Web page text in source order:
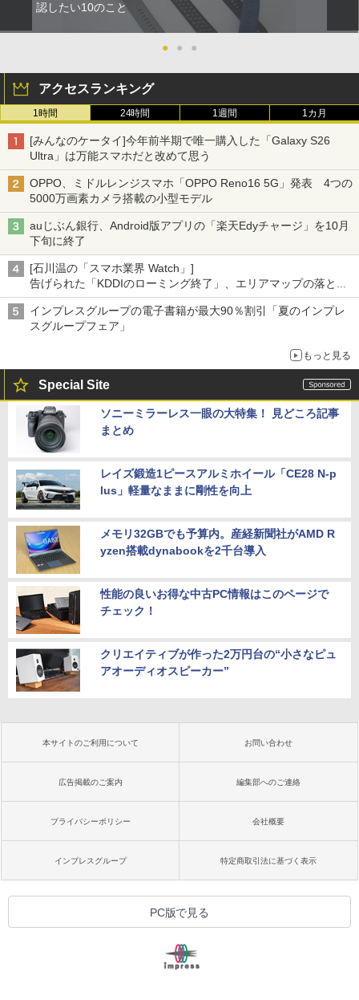
認したい10のこと
● ● ●
アクセスランキング
1時間 24時間 1週間 1カ月
[みんなのケータイ]今年前半期で唯一購入した「Galaxy S26
Ultra」は万能スマホだと改めて思う
OPPO、ミドルレンジスマホ「OPPO Reno16 5G」発表 4つの
5000万画素カメラ搭載の小型モデル
auじぶん銀行、Android版アプリの「楽天Edyチャージ」を10月
下旬に終了
[石川温の「スマホ業界 Watch」]
告げられた「KDDIのローミング終了」、エリアマップの落とし
穴と楽天モバイルの課題
インプレスグループの電子書籍が最大90％割引「夏のインプレ
スグループフェア」
もっと見る
Special Site
ソニーミラーレス一眼の大特集！ 見どころ記事
まとめ
レイズ鍛造1ピースアルミホイール「CE28 N-p
lus」軽量なままに剛性を向上
メモリ32GBでも予算内。産経新聞社がAMD R
yzen搭載dynabookを2千台導入
性能の良いお得な中古PC情報はこのページで
チェック！
クリエイティブが作った2万円台の“小さなピュ
アオーディオスピーカー”
本サイトのご利用について お問い合わせ
広告掲載のご案内 編集部へのご連絡
プライバシーポリシー 会社概要
インプレスグループ 特定商取引法に基づく表示
PC版で見る